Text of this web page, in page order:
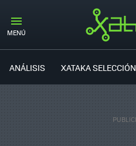
MENÚ
ANÁLISIS XATAKA SELECCIÓN